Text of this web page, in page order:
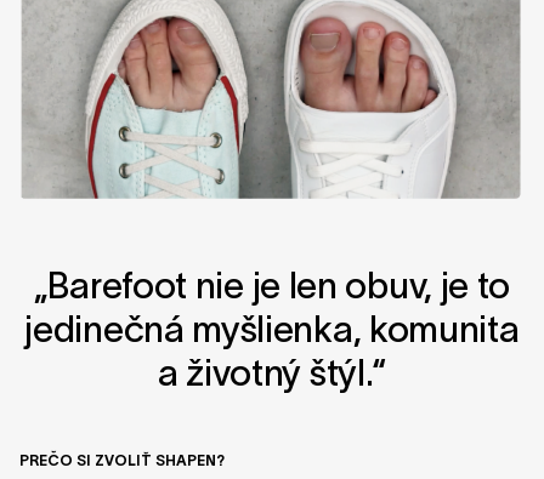
„Barefoot nie je len obuv, je to
jedinečná myšlienka, komunita
a životný štýl.“
PREČO SI ZVOLIŤ SHAPEN?